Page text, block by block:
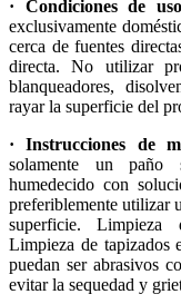
· Condiciones de
exclusivamente
cerca de fuentes
directa. No utilizar
blanqueadores,
rayar la superficie del
· Instrucciones de
solamente un paño
humedecido con
preferiblemente utilizar
superficie. Limpieza
Limpieza de
puedan ser abrasivos
evitar la sequedad y